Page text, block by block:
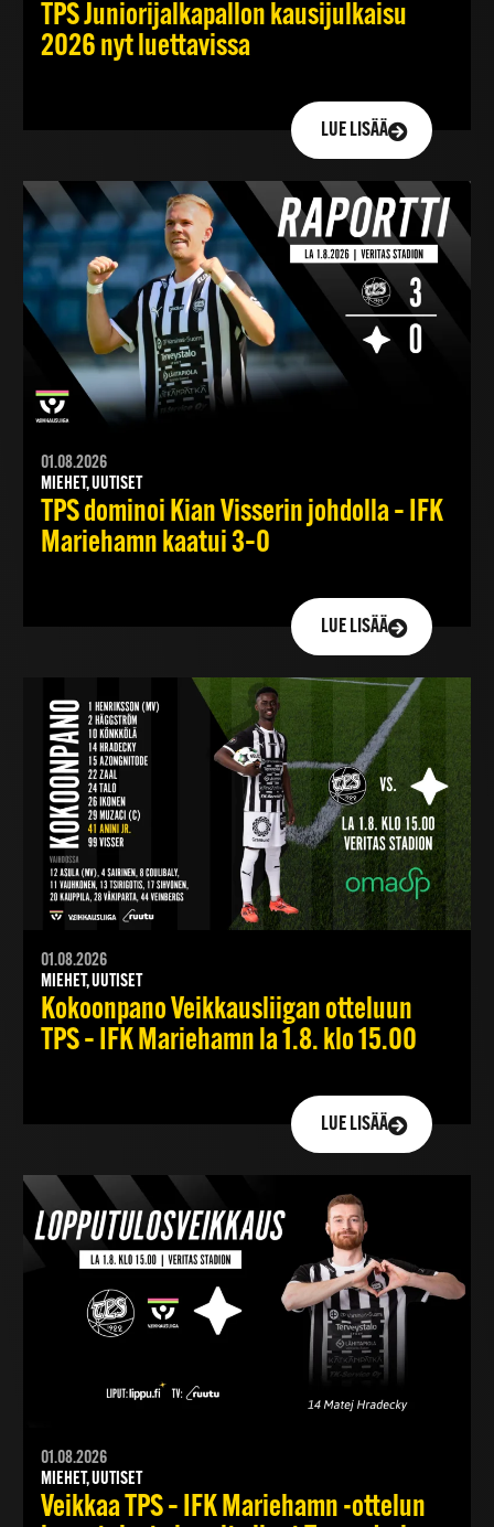
TPS Juniorijalkapallon kausijulkaisu
2026 nyt luettavissa
LUE LISÄÄ
01.08.2026
MIEHET, UUTISET
TPS dominoi Kian Visserin johdolla – IFK
Mariehamn kaatui 3–0
LUE LISÄÄ
01.08.2026
MIEHET, UUTISET
Kokoonpano Veikkausliigan otteluun
TPS – IFK Mariehamn la 1.8. klo 15.00
LUE LISÄÄ
01.08.2026
MIEHET, UUTISET
Veikkaa TPS – IFK Mariehamn -ottelun